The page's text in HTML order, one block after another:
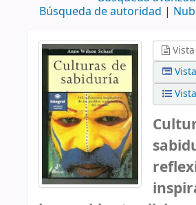
Búsqueda de autoridad